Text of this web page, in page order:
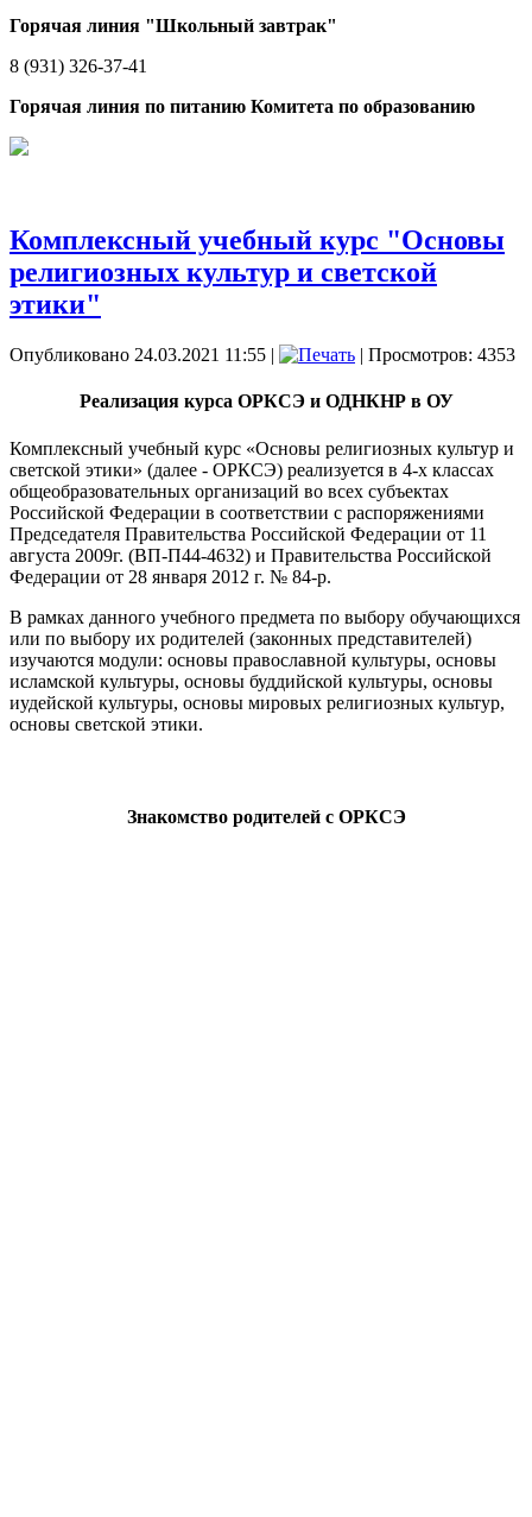
Горячая линия "Школьный завтрак"
8 (931) 326-37-41
Горячая линия по питанию Комитета по образованию
Комплексный учебный курс "Основы
религиозных культур и светской
этики"
Опубликовано 24.03.2021 11:55 | | Просмотров: 4353
Реализация курса ОРКСЭ и ОДНКНР в ОУ
Комплексный учебный курс «Основы религиозных культур и
светской этики» (далее - ОРКСЭ) реализуется в 4-х классах
общеобразовательных организаций во всех субъектах
Российской Федерации в соответствии с распоряжениями
Председателя Правительства Российской Федерации от 11
августа 2009г. (ВП-П44-4632) и Правительства Российской
Федерации от 28 января 2012 г. № 84-р.
В рамках данного учебного предмета по выбору обучающихся
или по выбору их родителей (законных представителей)
изучаются модули: основы православной культуры, основы
исламской культуры, основы буддийской культуры, основы
иудейской культуры, основы мировых религиозных культур,
основы светской этики.
Знакомство родителей с ОРКСЭ